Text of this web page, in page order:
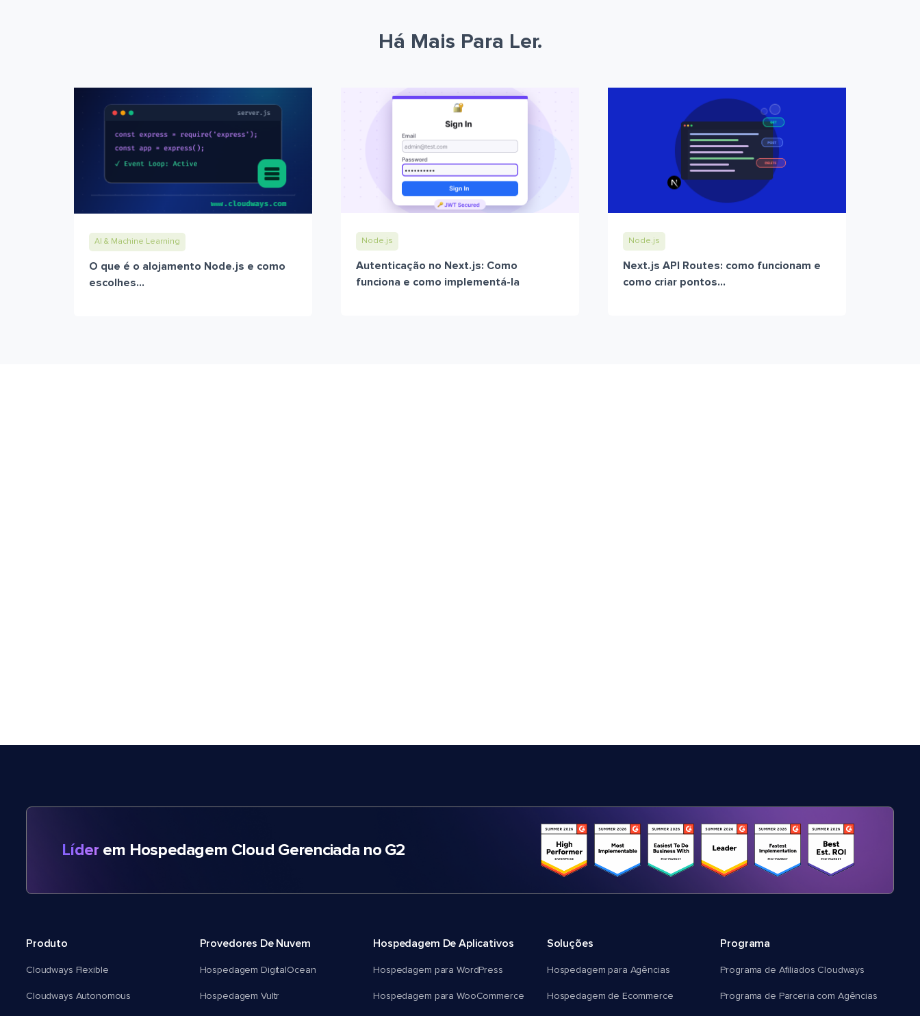
Há Mais Para Ler.
AI & Machine Learning
O que é o alojamento Node.js e como
escolhes...
Node.js
Autenticação no Next.js: Como
funciona e como implementá-la
Node.js
Next.js API Routes: como funcionam e
como criar pontos...
Líder em Hospedagem Cloud Gerenciada no G2
Produto
Cloudways Flexible
Cloudways Autonomous
Provedores De Nuvem
Hospedagem DigitalOcean
Hospedagem Vultr
Hospedagem De Aplicativos
Hospedagem para WordPress
Hospedagem para WooCommerce
Soluções
Hospedagem para Agências
Hospedagem de Ecommerce
Programa
Programa de Afiliados Cloudways
Programa de Parceria com Agências